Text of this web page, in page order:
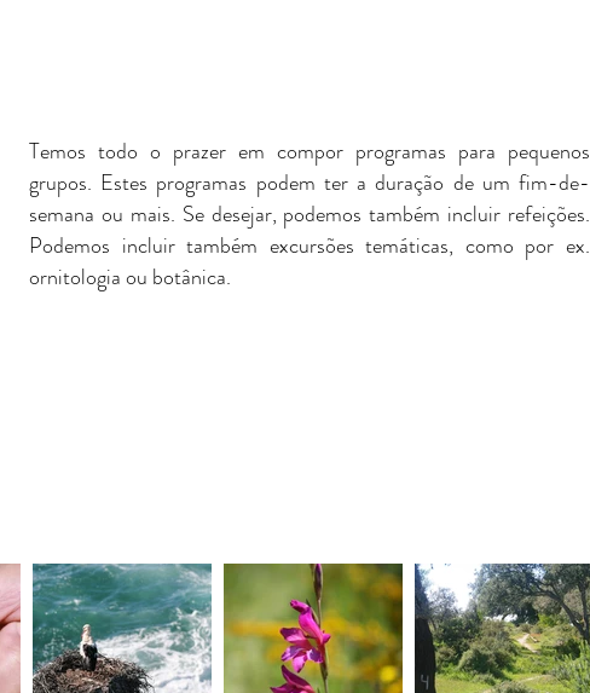
Temos todo o prazer em compor programas para pequenos
grupos. Estes programas podem ter a duração de um fim-de-
semana ou mais. Se desejar, podemos também incluir refeições.
Podemos incluir também excursões temáticas, como por ex.
ornitologia ou botânica.